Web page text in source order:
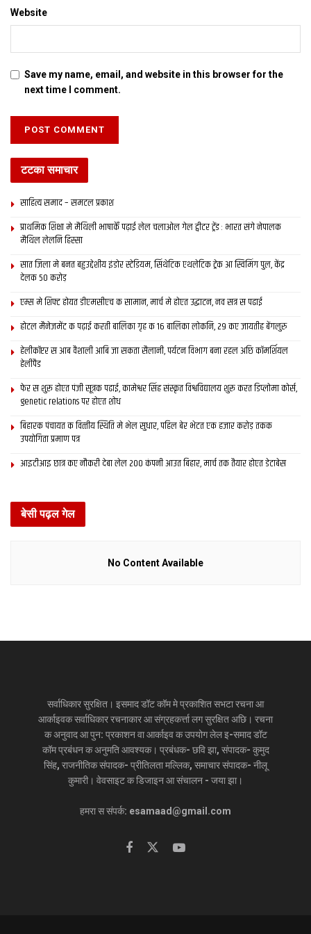
Website
Save my name, email, and website in this browser for the
next time I comment.
टटका समाचार
साहित्य समाद – समटल प्रकाश
प्राथमिक शि‍क्षा मे मैथि‍ली भाषाकेँ पढ़ाई लेल चलाओल गेल ट्वीटर ट्रेंड : भारत संगे नेपालक
मैथिल लेलनि हिस्सा
सात जिला मे बनत बहुउद्देशीय इंडोर स्‍टेडि‍यम, सिंथेटिक एथलेटिक ट्रेक आ स्विमिंग पुल, केंद्र
देलक 50 करोड़
एम्स मे शिफ्ट होयत डीएमसीएच क सामान, मार्च मे होएत उद्घाटन, नव सत्र स पढाई
होटल मैनेजमेंट क पढ़ाई करती बालिका गृह क 16 बालिका लोकनि, 29 कए जायतीह बेंगलुरु
हेलीकॉप्टर स आब वैशाली आबि जा सकता सैलानी, पर्यटन विभाग बना रहल अछि कॉमर्शियल
हेलीपैड
फेर स शुरू होएत पंजी सूत्रक पढाई, कामेश्वर सिंह संस्कृत विश्वविद्यालय शुरू करत डिप्लोमा कोर्स,
genetic relations पर होएत शोध
बिहारक पंचायत क वित्‍तीय स्थिति मे भेल सुधार, पहिल बेर भेटत एक हजार करोड़ तकक
उपयोगिता प्रमाण पत्र
आइटीआइ छात्र कए नौकरी देबा लेल 200 कंपनी आउत बिहार, मार्च तक तैयार होएत डेटाबेस
बेसी पढ़ल गेल
No Content Available
सर्वाधिकार सुरक्षित। इसमाद डॉट कॉम मे प्रकाशित सभटा रचना आ
आर्काइवक सर्वाधिकार रचनाकार आ संग्रहकर्त्ता लग सुरक्षित अछि। रचना
क अनुवाद आ पुन: प्रकाशन वा आर्काइव क उपयोग लेल इ-समाद डॉट
कॉम प्रबंधन क अनुमति आवश्यक। प्रबंधक- छवि झा, संपादक- कुमुद
सिंह, राजनीतिक संपादक- प्रीतिलता मल्लिक, समाचार संपादक- नीलू
कुमारी। वेवसाइट क डिजाइन आ संचालन - जया झा।
हमरा स संपर्क: esamaad@gmail.com